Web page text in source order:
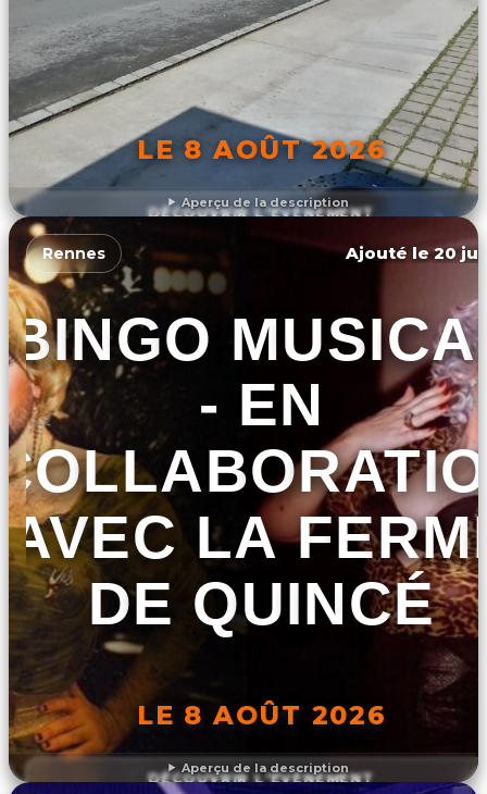
Aperçu de la description
LE 8 AOÛT 2026
DÉCOUVRIR L'ÉVÉNEMENT
Aperçu de la description
Rennes Ajouté le 20
BINGO
- EN
AVEC LA
DE QUINCÉ
LE 8 AOÛT 2026
DÉCOUVRIR L'ÉVÉNEMENT